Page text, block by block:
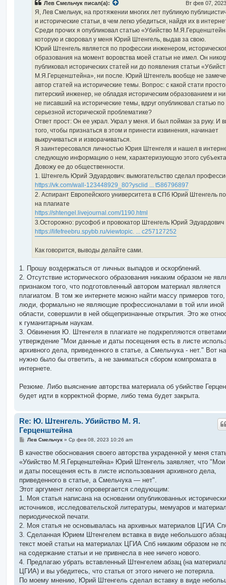
Лев Смельчук писал(а): Вт фев 07,
Я, Лев Смельчук, на протяжении многих лет публикую
и исторические статьи, в чем легко убедиться, найдя их в
Среди прочих я опубликовал статью «Убийство
которую и своровал у меня Юрий Штенгель, выдав за свою.
Юрий Штенгель является по профессии инженером,
образования на момент воровства моей статьи не имел. Он
публиковал исторических статей ни до появления статьи
М.Я.Герценштейна», ни после. Юрий Штенгель вообще не
автор статей на исторические темы. Вопрос: с какой стати
питерский инженер, не обладая историческим образованием и
не писавший на исторические темы, вдруг опубликовал статью по
серьезной исторической проблематике?
Ответ прост: Он ее украл. Украл у меня. И был пойман за руку. И
того, чтобы признаться в этом и принести извинения, начинает
выкручиваться и изворачиваться.
Я заинтересовался личностью Юрия Штенгеля и нашел в
следующую информацию о нем, характеризующую этого
Довожу ее до общественности.
1. Штенгель Юрий Эдуардович: вымогательство сделал
https://vk.com/wall-123448929_80?ysclid ... t586796897
2. Аспирант Европейского университета в СПб Юрий Штенгель
на плагиате
https://shtengel.livejournal.com/1190.html
3.Осторожно: русофоб и провокатор Штенгель Юрий Эдуардович
https://lifefreebru.spybb.ru/viewtopic. ... c257127252
Как говорится, выводы делайте сами.
1. Прошу воздержаться от личных выпадов и оскорблений.
2. Отсутствие исторического образования никаким образом не
признаком того, что подготовленный автором материал является
плагиатом. В том же интернете можно найти массу примеров того,
люди, формально не являющие профессионалами в той или иной
области, совершили в ней общепризнанные открытия. Это же
к гуманитарным наукам.
3. Обвинения Ю. Штенгеля в плагиате не подкрепляются
утверждение "Мои данные и даты посещения есть в листе
архивного дела, приведенного в статье, а Смельчука - нет." Вот
нужно было бы ответить, а не заниматься сбором компромата в
интернете.
Резюме. Либо выяснение авторства материала об убийстве
будет идти в корректной форме, либо тема будет закрыта.
Re: Ю. Штенгель. Убийство М. Я.
Герценштейна
С
о
щ
е
н
и
е
Лев Смельчук» Ср фев 08, 2023 10:26 am
В качестве обоснования своего авторства украденной у меня
«Убийство М.Я.Герценштейна» Юрий Штенгель заявляет, что
и даты посещения есть в листе использования архивного дела,
приведенного в статье, а Смельчука — нет".
Этот аргумент легко опровергается следующим:
1. Моя статья написана на основании опубликованных
источников, исследовательской литературы, мемуаров и
периодической печати.
2. Моя статья не основывалась на архивных материалов ЦГИА
3. Сделанная Юрием Штенгелем вставка в виде небольшого
текст моей статьи на материалах ЦГИА Спб никаким образом не
на содержание статьи и не привнесла в нее ничего нового.
4. Предлагаю убрать вставленный Штенгелем абзац (на
ЦГИА) и вы убедитесь, что статья от этого ничего не потеряла.
По моему мнению, Юрий Штенгель сделал вставку в виде